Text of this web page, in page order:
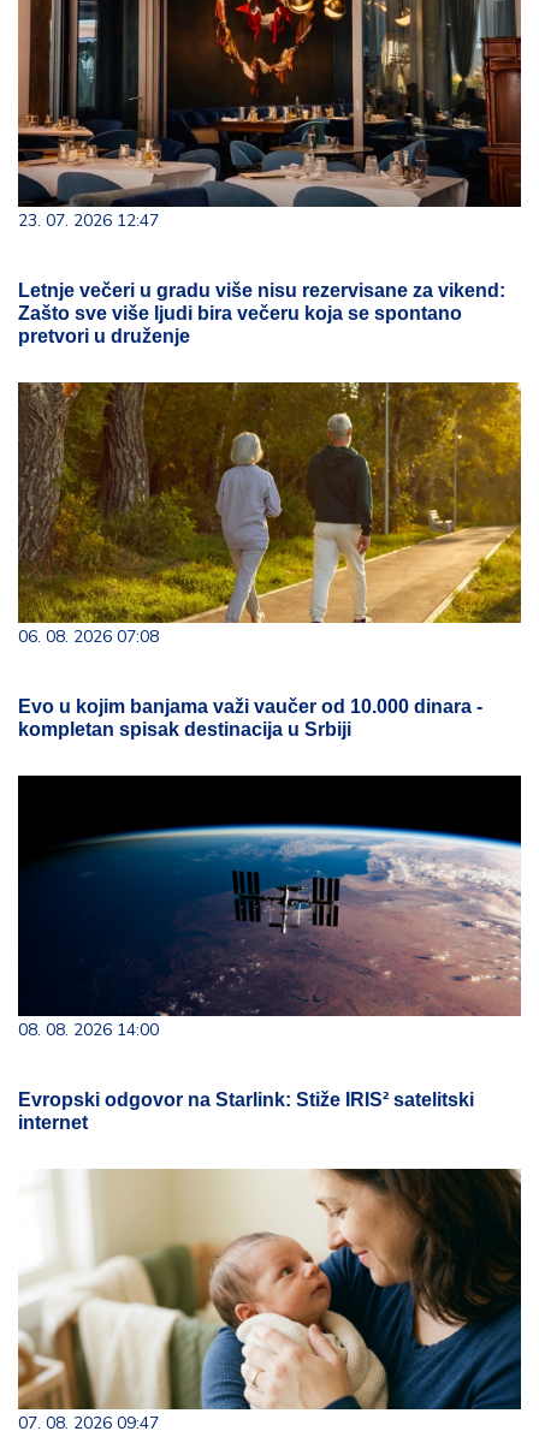
23. 07. 2026 12:47
Letnje večeri u gradu više nisu rezervisane za vikend:
Zašto sve više ljudi bira večeru koja se spontano
pretvori u druženje
06. 08. 2026 07:08
Evo u kojim banjama važi vaučer od 10.000 dinara -
kompletan spisak destinacija u Srbiji
08. 08. 2026 14:00
Evropski odgovor na Starlink: Stiže IRIS² satelitski
internet
07. 08. 2026 09:47